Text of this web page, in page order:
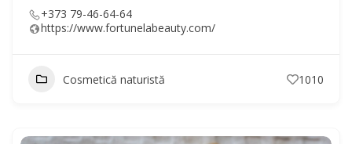
+373 79-46-64-64
https://www.fortunelabeauty.com/
Cosmetică naturistă 1010